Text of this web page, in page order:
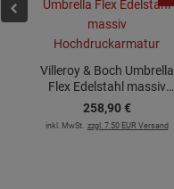
Villeroy & Boch Umbrella
Flex Edelstahl massiv
Hochdruckarmatur
258,90 €
inkl. MwSt. zzgl. 7.50 EUR Versand